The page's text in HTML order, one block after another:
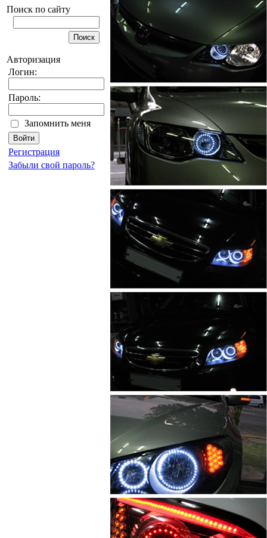
Поиск по сайту
Авторизация
Логин:
Пароль:
Запомнить меня
Регистрация
Забыли свой пароль?